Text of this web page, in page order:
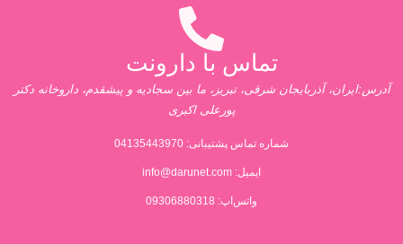
تماس با دارونت
آدرس:ایران، آذربایجان شرقی، تبریز، ما بین سجادیه و پیشقدم، داروخانه دکتر
پورعلی اکبری
شماره تماس پشتیبانی: 04135443970
ایمیل: info@darunet.com
واتس‌اپ: 09306880318